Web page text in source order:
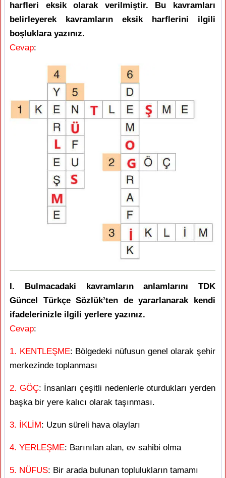
harfleri eksik olarak verilmiştir. Bu kavramları
belirleyerek kavramların eksik harflerini ilgili
boşluklara yazınız.
Cevap:
I. Bulmacadaki kavramların anlamlarını TDK
Güncel Türkçe Sözlük’ten de yararlanarak kendi
ifadelerinizle ilgili yerlere yazınız.
Cevap:
1. KENTLEŞME: Bölgedeki nüfusun genel olarak şehir
merkezinde toplanması
2. GÖÇ: İnsanları çeşitli nedenlerle oturdukları yerden
başka bir yere kalıcı olarak taşınması.
3. İKLİM: Uzun süreli hava olayları
4. YERLEŞME: Barınılan alan, ev sahibi olma
5. NÜFUS: Bir arada bulunan toplulukların tamamı